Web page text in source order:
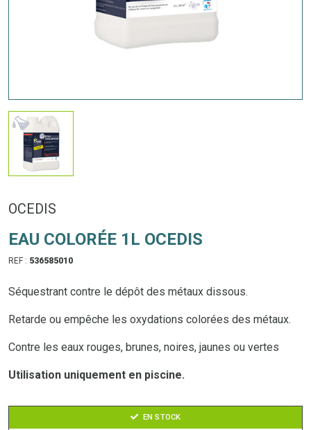
OCEDIS
EAU COLORÉE 1L OCEDIS
REF : 536585010
Séquestrant contre le dépôt des métaux dissous.
Retarde ou empêche les oxydations colorées des métaux.
Contre les eaux rouges, brunes, noires, jaunes ou vertes
Utilisation uniquement en piscine.
EN STOCK